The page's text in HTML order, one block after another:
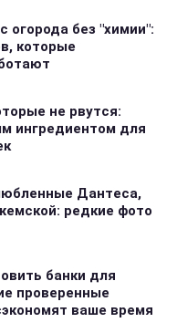
огорода без "химии":
которые
не рвутся:
ингредиентом для
Дантеса,
редкие фото
банки для
проверенные
ваше время